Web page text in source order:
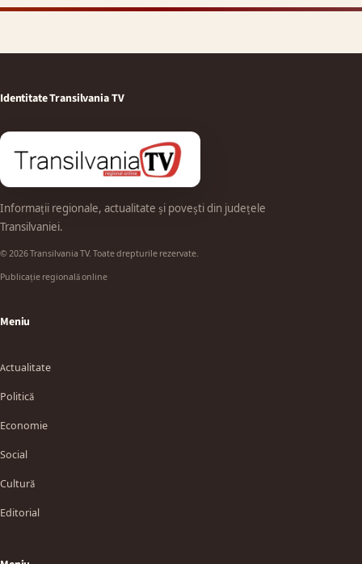
Identitate Transilvania TV
Informații regionale, actualitate și povești din județele
Transilvaniei.
© 2026 Transilvania TV. Toate drepturile rezervate.
Publicație regională online
Meniu
Actualitate
Politică
Economie
Social
Cultură
Editorial